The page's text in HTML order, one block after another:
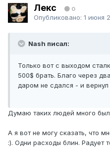
Лекс 0
Опубликовано: 1 июня
Nash писал:
Только вот с выходом
500$ брать. Благо через
даром не сдался - и вернул
Думаю таких людей много
А я вот не могу сказать, что
:). Одни расходы блин. Радует